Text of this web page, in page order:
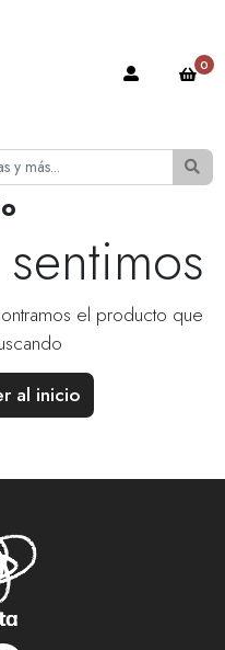
0
el producto que
al inicio